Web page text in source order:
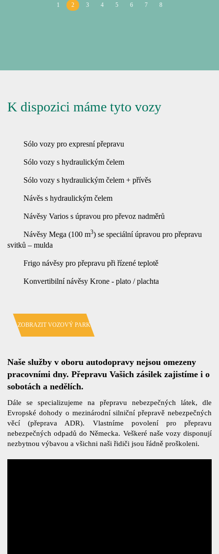
1 2 3 4 5 6 7 8
K dispozici máme tyto vozy
Sólo vozy pro expresní přepravu
Sólo vozy s hydraulickým čelem
Sólo vozy s hydraulickým čelem + přívěs
Návěs s hydraulickým čelem
Návěsy Varios s úpravou pro převoz nadměrů
Návěsy Mega (100 m3) se speciální úpravou pro přepravu
svitků – mulda
Frigo návěsy pro přepravu při řízené teplotě
Konvertibilní návěsy Krone - plato / plachta
ZOBRAZIT VOZOVÝ PARK
Naše služby v oboru autodopravy nejsou omezeny
pracovními dny. Přepravu Vašich zásilek zajistíme i o
sobotách a nedělích.
Dále se specializujeme na přepravu nebezpečných látek, dle
Evropské dohody o mezinárodní silniční přepravě nebezpečných
věcí (přeprava ADR). Vlastníme povolení pro přepravu
nebezpečných odpadů do Německa. Veškeré naše vozy disponují
nezbytnou výbavou a všichni naši řidiči jsou řádně proškoleni.